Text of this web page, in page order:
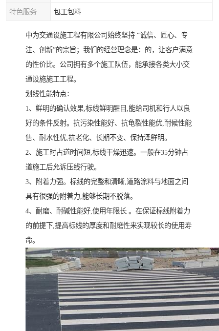
特色服务 包工包料
中为交通设施工程有限公司始终坚持 “诚信、匠心、专
注、创新”的宗旨；我们的经营理念是：的，让客户满意
的性价比。公司拥有多个施工队伍，能承接各类大小交
通设施施工工程。
划线性能特点：
1、鲜明的确认效果,标线鲜明醒目,能给司机和行人以良
好的条件反射。抗污染性能好、抗龟裂性能优,耐候性能
售、耐水性优,抗老化、长期不变、保持泽鲜明。
2、施工时占道时间短,标线干燥迅速。一般在35分钟占
道施工后允诉压线行驶。
3、附着力强。标线的完整和清晰,道路涂料与地面之间
具有很强的附着力,能够长期不脱落。
4、耐磨、耐碱性能好,使用年限长 。在保证标线附着力
的前提下,提高标线的厚度和耐磨性来实现较长的使用寿
命。